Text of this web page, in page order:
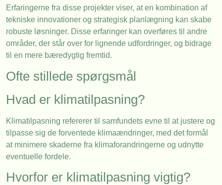
Erfaringerne fra disse projekter viser, at en kombination af
tekniske innovationer og strategisk planlægning kan skabe
robuste løsninger. Disse erfaringer kan overføres til andre
områder, der står over for lignende udfordringer, og bidrage
til en mere bæredygtig fremtid.
Ofte stillede spørgsmål
Hvad er klimatilpasning?
Klimatilpasning refererer til samfundets evne til at justere og
tilpasse sig de forventede klimaændringer, med det formål
at minimere skaderne fra klimaforandringerne og udnytte
eventuelle fordele.
Hvorfor er klimatilpasning vigtig?